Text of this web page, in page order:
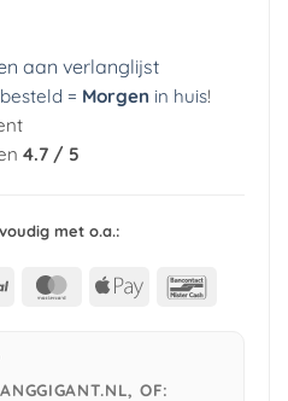
aan verlanglijst
= Morgen in huis!
4.7 / 5
met o.a.:
PayPal MasterCard
Apple
OF: